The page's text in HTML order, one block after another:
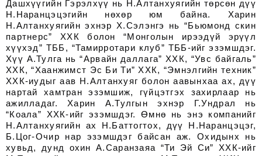
Дашхүүгийн Гэрэлхүү нь Н.Алтанхуягийн төрсөн дүү
Н.Наранцэцэгийн нөхөр юм байна. Харин
Н.Алтанхуягийн эхнэр Х.Сэлэнгэ нь “Бьюмонд скин
партнерс” ХХК болон “Монголын ирээдүй эрүүл
хүүхэд” ТББ, “Тамирротари клуб” ТББ-ийг эзэмшдэг.
Хүү А.Тулга нь “Арвайн даллага” ХХК, “Увс байгаль”
ХХК, “Хаанжимст Эс Би Ти” ХХК, “Эмнэлгийн техник”
ХХК-иудыг аав Н.Алтанхуяг болон аавынхаа ах, дүү
нартай хамтран эзэмшиж, гүйцэтгэх захирлаар нь
ажилладаг. Харин А.Тулгын эхнэр Г.Ундрал нь
“Коала” ХХК-ийг эзэмшдэг. Өмнө нь энэ компанийг
Н.Алтанхуягийн ах Н.Баттогтох, дүү Н.Наранцэцэг,
Б.Цог-Очир нар эзэмшдэг байсан аж. Охидынх нь
хувьд, дунд охин А.Саранзаяа “Ти Эй Си” ХХК-ийг